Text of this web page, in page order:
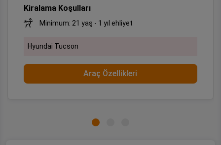
Kiralama Koşulları
Minimum: 21 yaş - 1 yıl ehliyet
Hyundai Tucson
Araç Özellikleri